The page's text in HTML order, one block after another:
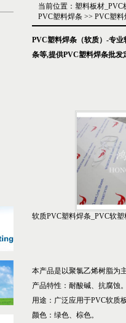
当前位置： 塑料板材_PVC
PVC塑料焊条 >> PVC塑料
PVC塑料焊条（软质）-专
条等,提供PVC塑料焊条批
软质PVC塑料焊条_PVC软
本产品是以聚氯乙烯树脂为
产品特性：耐酸碱、抗腐蚀。
用途：广泛应用于PVC软质
颜色：绿色、棕色。